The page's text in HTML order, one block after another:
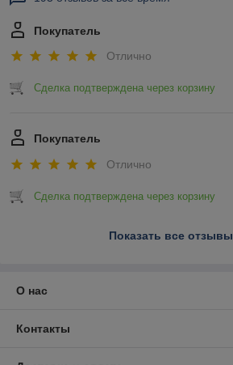
Покупатель
Отлично
Сделка подтверждена через корзину
Покупатель
Отлично
Сделка подтверждена через корзину
Показать все отзывы
О нас
Контакты